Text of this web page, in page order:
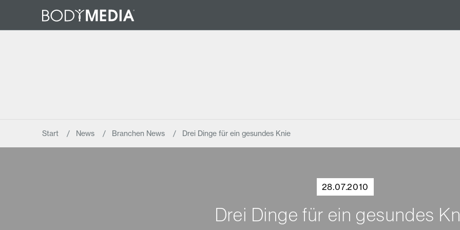
Start News Branchen News Drei Dinge für ein gesundes Knie
28.07.2010
Drei Dinge für ein gesundes